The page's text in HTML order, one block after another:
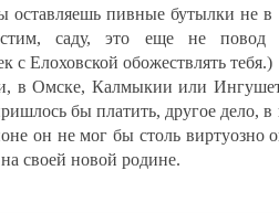
оставляешь пивные бутылки не в
саду, это еще не повод
с Елоховской обожествлять тебя.)
в Омске, Калмыкии или
бы платить, другое дело,
он не мог бы столь виртуозно
своей новой родине.